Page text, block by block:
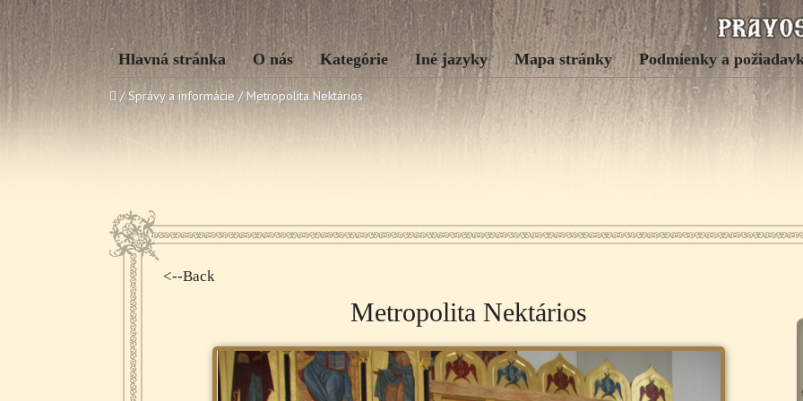
Hlavná stránka O nás Kategórie Iné jazyky Mapa stránky Podmienky a
/ Správy a informácie /Metropolita Nektários
<--Back
Metropolita Nektários